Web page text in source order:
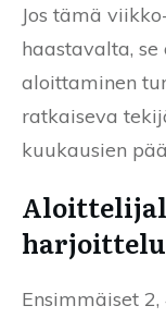
Jos tämä
haastavalta,
aloittaminen
ratkaiseva
kuukausien
Ensimmäiset